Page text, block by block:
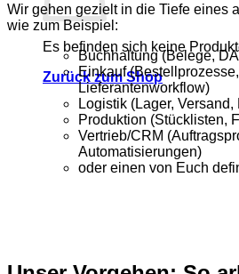
Es befinden sich keine
Zurück zum Shop
Wir gehen gezielt in die Tiefe eines
wie zum Beispiel:
Buchhaltung (Belege,
Einkauf
Lieferantenworkflow)
Logistik (Lager,
Produktion (Stücklisten,
Vertrieb/CRM
Automatisierungen)
oder einen von Euch